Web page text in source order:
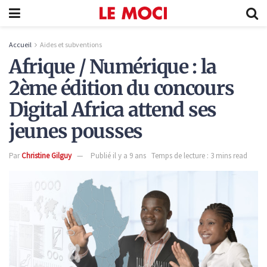
Accueil Aides et subventions
Afrique / Numérique : la
2ème édition du concours
Digital Africa attend ses
jeunes pousses
ParChristine Gilguy Publié il y a 9 ans Temps de lecture : 3 mins read